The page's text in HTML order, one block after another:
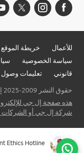
للأعمال خريطة الموقع
سياسة الخصوصية
قانوني
تعليمات وصول
حقوق النشر 2009-2025 إل جي للإلكترونيات. جميع الحقوق محفوظة
هذه صفحة إل جي
شركة إل جي أو الشركات
Ethics Hotline